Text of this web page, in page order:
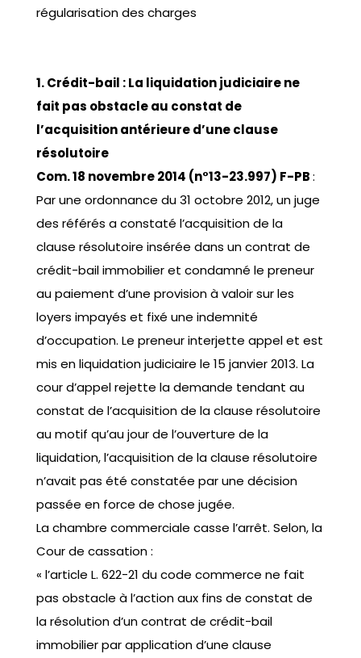
régularisation des charges
1. Crédit-bail : La liquidation judiciaire ne
fait pas obstacle au constat de
l’acquisition antérieure d’une clause
résolutoire
Com. 18 novembre 2014 (n°13-23.997) F-PB:
Par une ordonnance du 31 octobre 2012, un juge
des référés a constaté l’acquisition de la
clause résolutoire insérée dans un contrat de
crédit-bail immobilier et condamné le preneur
au paiement d’une provision à valoir sur les
loyers impayés et fixé une indemnité
d’occupation. Le preneur interjette appel et est
mis en liquidation judiciaire le 15 janvier 2013. La
cour d’appel rejette la demande tendant au
constat de l’acquisition de la clause résolutoire
au motif qu’au jour de l’ouverture de la
liquidation, l’acquisition de la clause résolutoire
n’avait pas été constatée par une décision
passée en force de chose jugée.
La chambre commerciale casse l’arrêt. Selon, la
Cour de cassation :
« l’article L. 622-21 du code commerce ne fait
pas obstacle à l’action aux fins de constat de
la résolution d’un contrat de crédit-bail
immobilier par application d’une clause